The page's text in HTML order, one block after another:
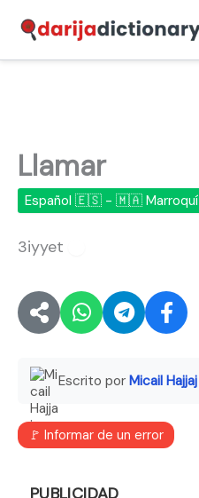
contenido
Llamar
Español 🇪🇸 - 🇲🇦 Marroquí
3iyyet
Escrito por Micail Hajjaj
🚩 Informar de un error